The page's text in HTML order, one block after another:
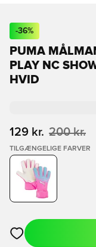
-36%
PUMA
PLAY NC
HVID
129 kr. 200 kr.
TILGÆNGELIGE FARVER
Åbner en Modal til